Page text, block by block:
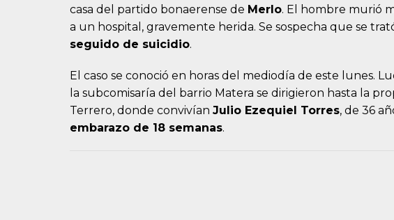
casa del partido bonaerense de Merlo. El hombre murió
a un hospital, gravemente herida. Se sospecha que se
seguido de suicidio.
El caso se conoció en horas del mediodía de este lunes.
la subcomisaría del barrio Matera se dirigieron hasta la
Terrero, donde convivían Julio Ezequiel Torres, de 36
embarazo de 18 semanas.